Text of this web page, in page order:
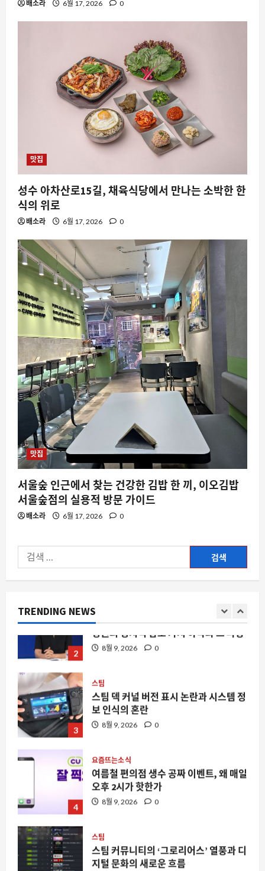
배소라 6월 17, 2026 0
맛집
성수 아차산로15길, 채육식당에서 만나는 소박한 한
식의 위로
배소라 6월 17, 2026 0
맛집
서울숲 인근에서 찾는 건강한 김밥 한 끼, 이오김밥
서울숲점의 실용적 방문 가이드
배소라 6월 17, 2026 0
색:
TRENDING NEWS
요즘뜨는소식
지지율도 근저당인 거 같습니다: 이재명
8월 9, 2026
3
스팀 덱 커널 버전 표시 논란과 시스템 정
보 인식의 혼란
8월 9, 2026 0
4
요즘뜨는소식
여름철 편의점 생수 공짜 이벤트, 왜 매일
오후 2시가 핫한가
8월 9, 2026 0
5
스팀
스팀 커뮤니티의 ‘그로리어스’ 열풍과 디
지털 문화의 새로운 흐름
8월 9, 2026 0
요즘뜨는소식
요즘도 처서 매직이 있나요? 2025년 여
름 끝자락의 날씨가 주는 신호와 주의점
2
요즘뜨는소식
지지율도 근저당인 거 같습니다: 이재명
3
스팀
8월 9, 2026
4
요즘뜨는소식
8월 9, 2026
5
스팀
8월 9, 2026